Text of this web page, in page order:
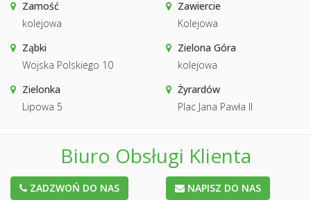
Zamość
kolejowa
Zawiercie
Kolejowa
Ząbki
Wojska Polskiego 10
Zielona Góra
kolejowa
Zielonka
Lipowa 5
Żyrardów
Plac Jana Pawła II
Biuro Obsługi Klienta
ZADZWOŃ DO NAS NAPISZ DO NAS